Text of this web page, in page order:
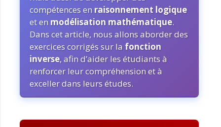
compétences en raisonnement logique
et en modélisation mathématique.
Dans cet article, nous allons aborder des
exercices corrigés sur la fonction
inverse, afin d’aider les étudiants à
renforcer leur compréhension et à
exceller dans leurs études.